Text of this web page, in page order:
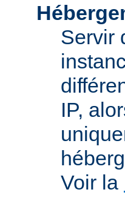
Servir
IP,
Voir la